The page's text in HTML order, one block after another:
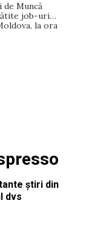
de Muncă
job-uri
la ora
Cel mai
este, în
știri din
dvs